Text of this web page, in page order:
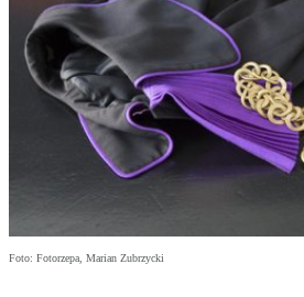
Foto: Fotorzepa, Marian Zubrzycki